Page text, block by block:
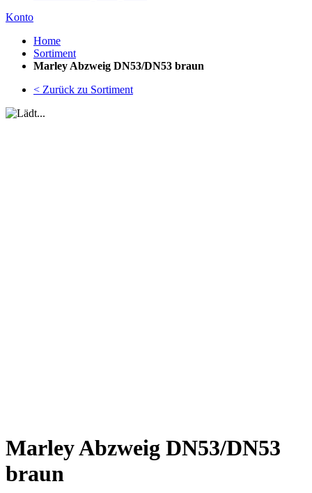
Konto
Home
Sortiment
Marley Abzweig DN53/DN53 braun
< Zurück zu Sortiment
Marley Abzweig DN53/DN53
braun